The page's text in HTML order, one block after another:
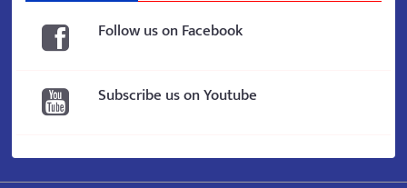
Follow us on Facebook
Subscribe us on Youtube